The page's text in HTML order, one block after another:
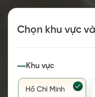
Chọn khu vực
Khu vực
Hồ Chí Minh